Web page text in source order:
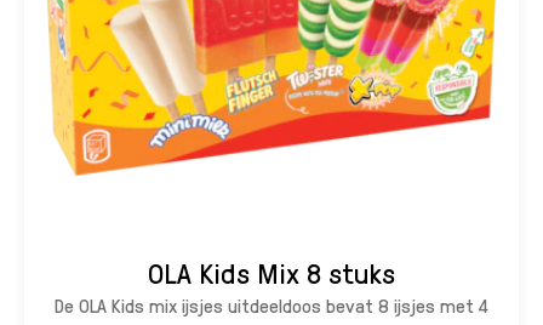
OLA Kids Mix 8 stuks
De OLA Kids mix ijsjes uitdeeldoos bevat 8 ijsjes met 4